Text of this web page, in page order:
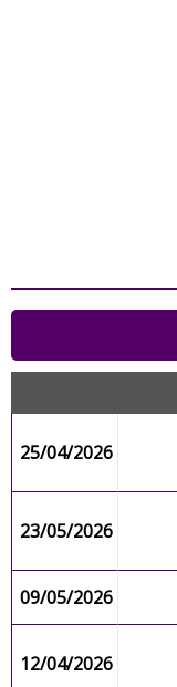
25/04/2026
23/05/2026
09/05/2026
12/04/2026